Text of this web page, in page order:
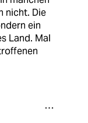
nicht. Die
ein
Land. Mal